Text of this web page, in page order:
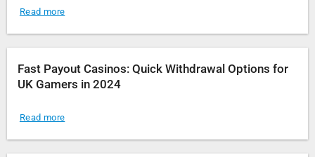
Read more
Fast Payout Casinos: Quick Withdrawal Options for
UK Gamers in 2024
Read more